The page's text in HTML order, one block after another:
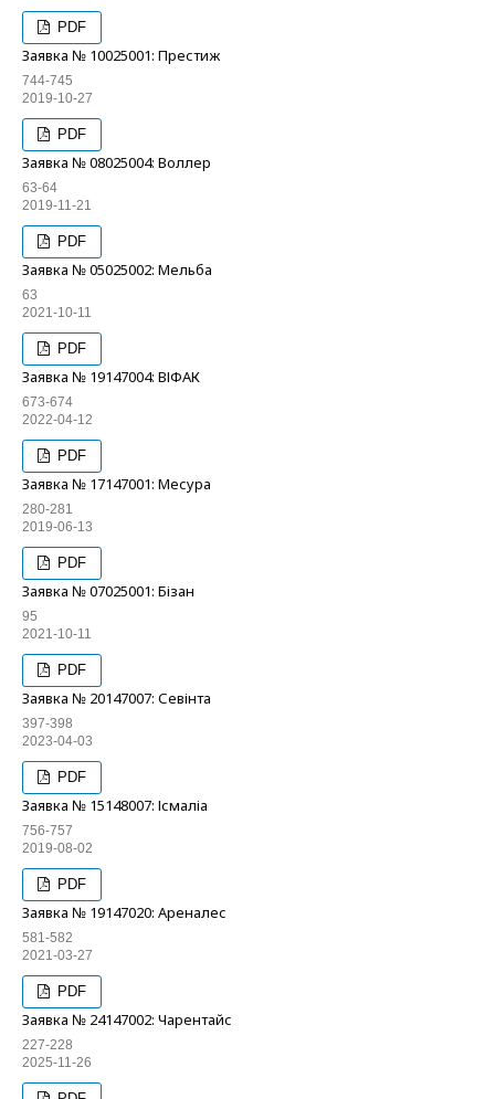
PDF
Заявка № 10025001: Престиж
744-745
2019-10-27
PDF
Заявка № 08025004: Воллер
63-64
2019-11-21
PDF
Заявка № 05025002: Мельба
63
2021-10-11
PDF
Заявка № 19147004: ВІФАК
673-674
2022-04-12
PDF
Заявка № 17147001: Месура
280-281
2019-06-13
PDF
Заявка № 07025001: Бізан
95
2021-10-11
PDF
Заявка № 20147007: Севінта
397-398
2023-04-03
PDF
Заявка № 15148007: Ісмаліа
756-757
2019-08-02
PDF
Заявка № 19147020: Ареналес
581-582
2021-03-27
PDF
Заявка № 24147002: Чарентайс
227-228
2025-11-26